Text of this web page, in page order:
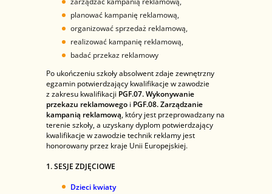
planować kampanię reklamową,
organizować sprzedaż reklamową,
realizować kampanię reklamową,
badać przekaz reklamowy
Po ukończeniu szkoły absolwent zdaje zewnętrzny
egzamin potwierdzający kwalifikacje w zawodzie
z zakresu kwalifikacji PGF.07. Wykonywanie
przekazu reklamowegoi PGF.08. Zarządzanie
kampanią reklamową, który jest przeprowadzany na
terenie szkoły, a uzyskany dyplom potwierdzający
kwalifikacje w zawodzie technik reklamy jest
honorowany przez kraje Unii Europejskiej.
1. SESJE ZDJĘCIOWE
Dzieci kwiaty